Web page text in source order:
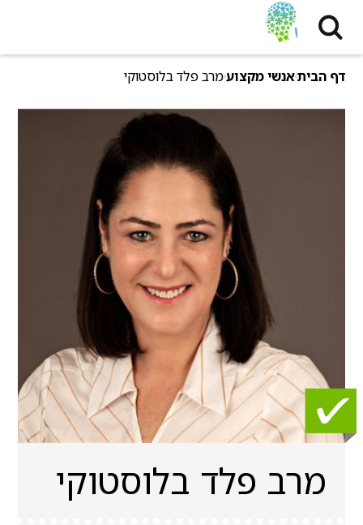
דף הביתאנשי מקצועמרב פלד בלוסטוקי
מרב פלד בלוסטוקי